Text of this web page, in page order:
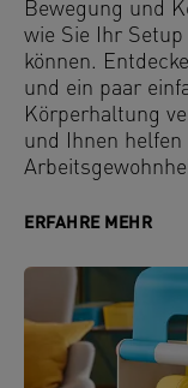
Bewegung und
wie Sie Ihr
können.
und ein paar
Körperhaltung
und Ihnen helfen
ERFAHRE MEHR